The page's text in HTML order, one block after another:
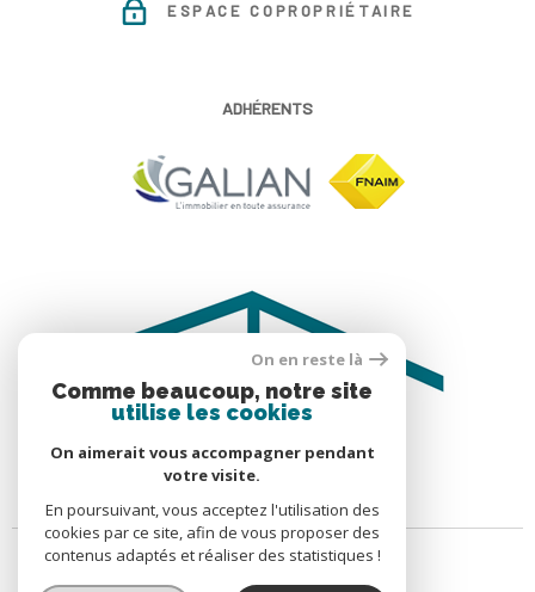
ESPACE COPROPRIÉTAIRE
ADHÉRENTS
On en reste là
Comme beaucoup, notre site
utilise les cookies
On aimerait vous accompagner pendant
votre visite.
En poursuivant, vous acceptez l'utilisation des
cookies par ce site, afin de vous proposer des
contenus adaptés et réaliser des statistiques !